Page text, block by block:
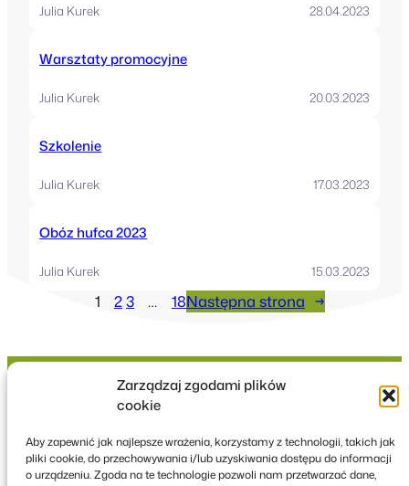
Zarządzaj zgodami plików
cookie
Aby zapewnić jak najlepsze wrażenia, korzystamy z technologii, takich jak
pliki cookie, do przechowywania i/lub uzyskiwania dostępu do informacji
o urządzeniu. Zgoda na te technologie pozwoli nam przetwarzać dane,
Julia Kurek 28.04.2023
Warsztaty promocyjne
Julia Kurek 20.03.2023
Szkolenie
Julia Kurek 17.03.2023
Obóz hufca 2023
Julia Kurek 15.03.2023
1 23 … 18Następna strona →
Hufiec ZHP Ziemi